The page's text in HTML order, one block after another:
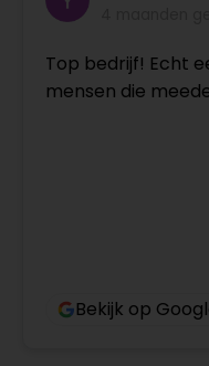
Top bedrijf! Echt
mensen die
Bekijk op